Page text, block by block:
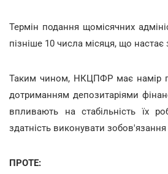
Термін подання щомісячних
пізніше 10 числа місяця, що
Таким чином, НКЦПФР має намір
дотриманням депозитаріями
впливають на стабільність їх
здатність виконувати
ПРОТЕ: